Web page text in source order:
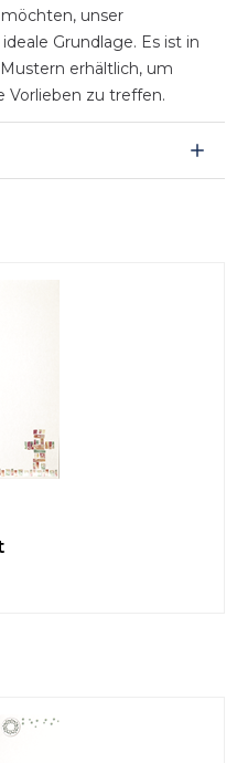
unser
Grundlage. Es ist in
erhältlich, um
Vorlieben zu treffen.